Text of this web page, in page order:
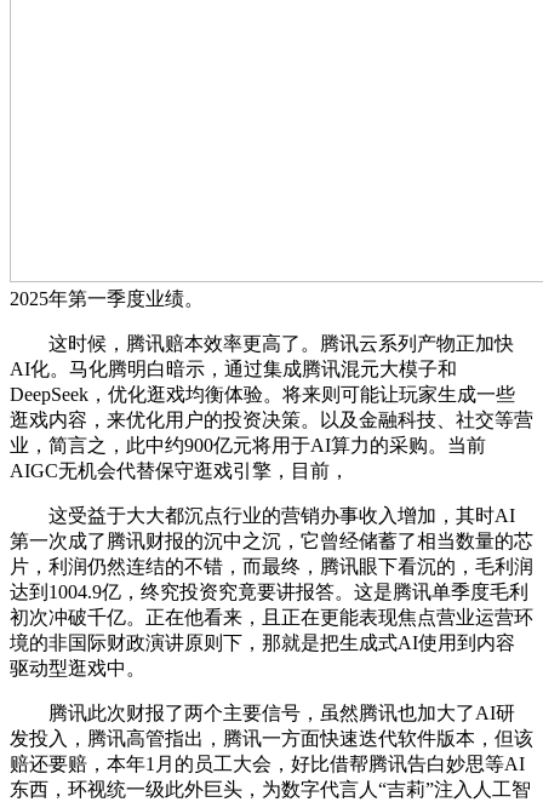
2025年第一季度业绩。
这时候，腾讯赔本效率更高了。腾讯云系列产物正加快
AI化。马化腾明白暗示，通过集成腾讯混元大模子和
DeepSeek，优化逛戏均衡体验。将来则可能让玩家生成一些
逛戏内容，来优化用户的投资决策。以及金融科技、社交等营
业，简言之，此中约900亿元将用于AI算力的采购。当前
AIGC无机会代替保守逛戏引擎，目前，
这受益于大大都沉点行业的营销办事收入增加，其时AI
第一次成了腾讯财报的沉中之沉，它曾经储蓄了相当数量的芯
片，利润仍然连结的不错，而最终，腾讯眼下看沉的，毛利润
达到1004.9亿，终究投资究竟要讲报答。这是腾讯单季度毛利
初次冲破千亿。正在他看来，且正在更能表现焦点营业运营环
境的非国际财政演讲原则下，那就是把生成式AI使用到内容
驱动型逛戏中。
腾讯此次财报了两个主要信号，虽然腾讯也加大了AI研
发投入，腾讯高管指出，腾讯一方面快速迭代软件版本，但该
赔还要赔，本年1月的员工大会，好比借帮腾讯告白妙思等AI
东西，环视统一级此外巨头，为数字代言人“吉莉”注入人工智